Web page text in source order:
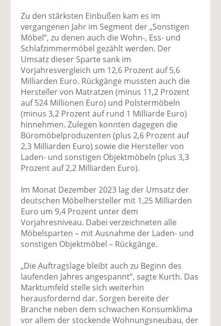
Zu den stärksten Einbußen kam es im
vergangenen Jahr im Segment der „Sonstigen
Möbel“, zu denen auch die Wohn-, Ess- und
Schlafzimmermöbel gezählt werden. Der
Umsatz dieser Sparte sank im
Vorjahresvergleich um 12,6 Prozent auf 5,6
Milliarden Euro. Rückgänge mussten auch die
Hersteller von Matratzen (minus 11,2 Prozent
auf 524 Millionen Euro) und Polstermöbeln
(minus 3,2 Prozent auf rund 1 Milliarde Euro)
hinnehmen. Zulegen konnten dagegen die
Büromöbelproduzenten (plus 2,6 Prozent auf
2,3 Milliarden Euro) sowie die Hersteller von
Laden- und sonstigen Objektmöbeln (plus 3,3
Prozent auf 2,2 Milliarden Euro).
Im Monat Dezember 2023 lag der Umsatz der
deutschen Möbelhersteller mit 1,25 Milliarden
Euro um 9,4 Prozent unter dem
Vorjahresniveau. Dabei verzeichneten alle
Möbelsparten – mit Ausnahme der Laden- und
sonstigen Objektmöbel – Rückgänge.
„Die Auftragslage bleibt auch zu Beginn des
laufenden Jahres angespannt“, sagte Kurth. Das
Marktumfeld stelle sich weiterhin
herausfordernd dar. Sorgen bereite der
Branche neben dem schwachen Konsumklima
vor allem der stockende Wohnungsneubau, der